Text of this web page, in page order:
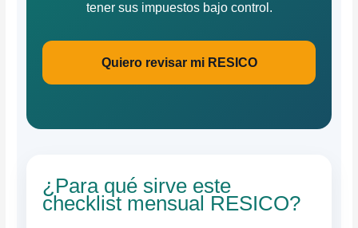
tener sus impuestos bajo control.
Quiero revisar mi RESICO
¿Para qué sirve este
checklist mensual RESICO?